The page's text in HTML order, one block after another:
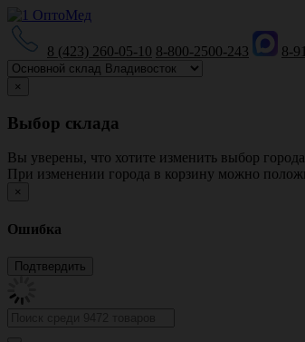
8 (423) 260-05-10 8-800-2500-243 8-
×
Выбор склада
Вы уверены, что хотите изменить выбор
При изменении города в корзину можно
×
Ошибка